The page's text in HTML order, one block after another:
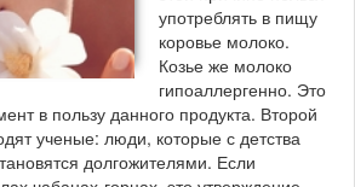
употреблять в пищу
коровье молоко.
Козье же молоко
гипоаллергенно. Это
в пользу данного продукта. Второй
ученые: люди, которые с детства
долгожителями. Если